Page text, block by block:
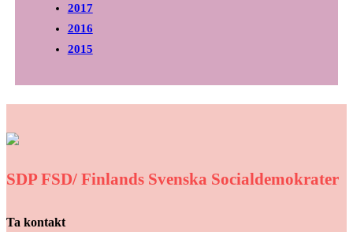
2017
2016
2015
SDP FSD/ Finlands Svenska Socialdemokrater
Ta kontakt